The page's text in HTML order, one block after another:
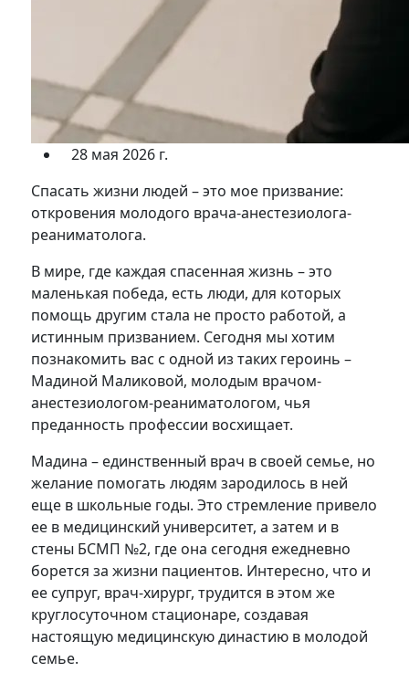
28 мая 2026 г.
Спасать жизни людей – это мое призвание:
откровения молодого врача-анестезиолога-
реаниматолога.
В мире, где каждая спасенная жизнь – это
маленькая победа, есть люди, для которых
помощь другим стала не просто работой, а
истинным призванием. Сегодня мы хотим
познакомить вас с одной из таких героинь –
Мадиной Маликовой, молодым врачом-
анестезиологом-реаниматологом, чья
преданность профессии восхищает.
Мадина – единственный врач в своей семье, но
желание помогать людям зародилось в ней
еще в школьные годы. Это стремление привело
ее в медицинский университет, а затем и в
стены БСМП №2, где она сегодня ежедневно
борется за жизни пациентов. Интересно, что и
ее супруг, врач-хирург, трудится в этом же
круглосуточном стационаре, создавая
настоящую медицинскую династию в молодой
семье.